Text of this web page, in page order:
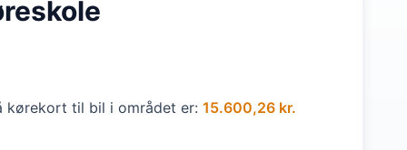
kørekort til bil i området er: 15.600,26 kr.